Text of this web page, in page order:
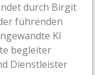
durch Birgit
führenden
KI
begleiter
Dienstleister